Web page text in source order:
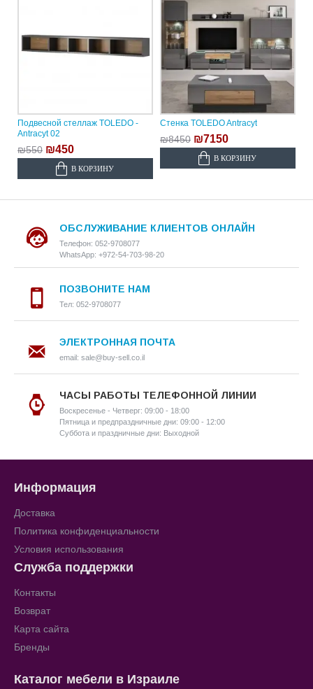
Подвесной стеллаж TOLEDO -
Antracyt 02
₪550 ₪450
В КОРЗИНУ
Стенка TOLEDO Antracyt
₪8450 ₪7150
В КОРЗИНУ
ОБСЛУЖИВАНИЕ КЛИЕНТОВ ОНЛАЙН
Телефон: 052-9708077
WhatsApp: +972-54-703-98-20
ПОЗВОНИТЕ НАМ
Тел: 052-9708077
ЭЛЕКТРОННАЯ ПОЧТА
email: sale@buy-sell.co.il
ЧАСЫ РАБОТЫ ТЕЛЕФОННОЙ ЛИНИИ
Воскресенье - Четверг: 09:00 - 18:00
Пятница и предпраздничные дни: 09:00 - 12:00
Суббота и праздничные дни: Выходной
Информация
Доставка
Политика конфиденциальности
Условия использования
Служба поддержки
Контакты
Возврат
Карта сайта
Бренды
Каталог мебели в Израиле